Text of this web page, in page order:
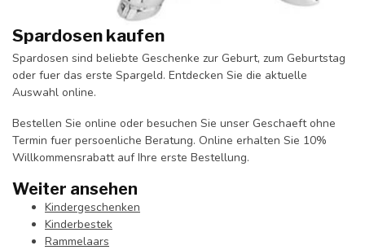
Spardosen kaufen
Spardosen sind beliebte Geschenke zur Geburt, zum Geburtstag
oder fuer das erste Spargeld. Entdecken Sie die aktuelle
Auswahl online.
Bestellen Sie online oder besuchen Sie unser Geschaeft ohne
Termin fuer persoenliche Beratung. Online erhalten Sie 10%
Willkommensrabatt auf Ihre erste Bestellung.
Weiter ansehen
Kindergeschenken
Kinderbestek
Rammelaars